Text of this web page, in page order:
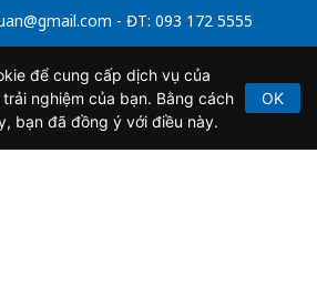
- ĐT: 093 172 5555
chí điện tử số 64/GP-BTTTT do Bộ
cấp ngày 21/2/2020.
để cung cấp dịch vụ của
nghiệm của bạn. Bằng cách
bạn đã đồng ý với điều này.
OK